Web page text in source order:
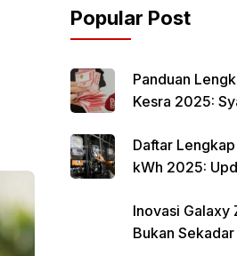
Popular Post
Panduan
Kesra 2025:
Daftar
kWh 2025:
Inovasi Galaxy
Bukan